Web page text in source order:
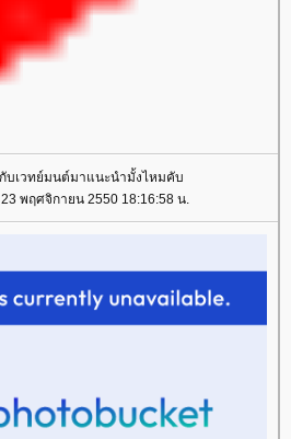
บเวทย์มนต์มาแนะนำมั้งไหมคับ
พฤศจิกายน 2550 18:16:58 น.